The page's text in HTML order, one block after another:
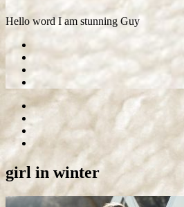
Hello word I am stunning Guy
girl in winter